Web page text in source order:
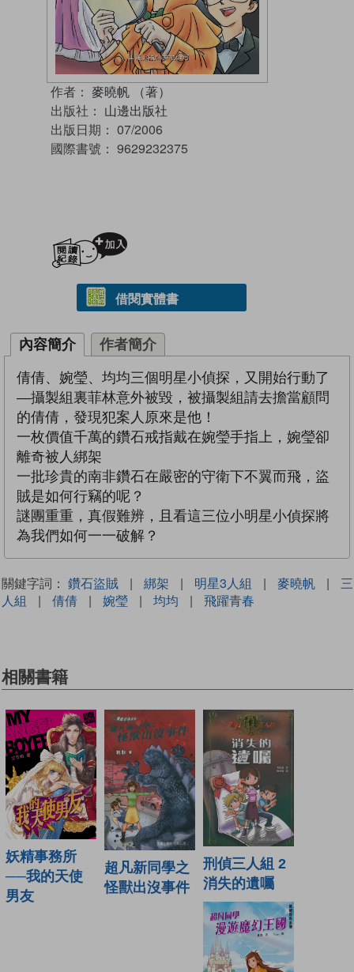
作者： 麥曉帆 （著）
出版社： 山邊出版社
出版日期： 07/2006
國際書號： 9629232375
借閱實體書
內容簡介 作者簡介
倩倩、婉瑩、均均三個明星小偵探，又開始行動了
—攝製組裏菲林意外被毀，被攝製組請去擔當顧問
的倩倩，發現犯案人原來是他！
一枚價值千萬的鑽石戒指戴在婉瑩手指上，婉瑩卻
離奇被人綁架
一批珍貴的南非鑽石在嚴密的守衛下不翼而飛，盜
賊是如何行竊的呢？
謎團重重，真假難辨，且看這三位小明星小偵探將
為我們如何一一破解？
關鍵字詞： 鑽石盜賊 | 綁架 | 明星3人組 | 麥曉帆 |
三
人組
| 倩倩 | 婉瑩 | 均均 | 飛躍青春
相關書籍
妖精事務所
──我的天使
男友
超凡新同學之
怪獸出沒事件
刑偵三人組 2
消失的遺囑